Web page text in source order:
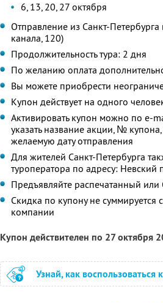
6, 13, 20, 27 октября
Отправление из Санкт-
канала, 120)
Продолжительность тура: 2 дня
По желанию оплата
Вы можете приобрести
Купон действует на одного
Активировать купон можно по e-
указать название акции, №
желаемую дату отправления
Для жителей Санкт-Петербурга
туроператора по адресу: Невский
Предъявляйте распечатанный
Скидка по купону не
компании
Купон действителен по 27 октября
Узнай, как воспользоваться